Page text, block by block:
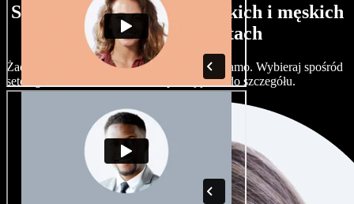
Szeroki wybór głosów żeńskich i męskich
w różnych akcentach
Żadne dwa projekty nie muszą brzmieć tak samo. Wybieraj spośród
setek głosów i akcentów AI i dopracuj je co do szczegółu.